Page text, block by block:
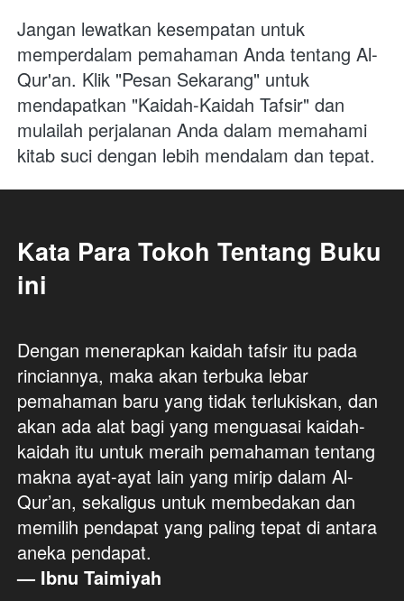
Jangan lewatkan kesempatan untuk
memperdalam pemahaman Anda tentang Al-
Qur'an. Klik "Pesan Sekarang" untuk
mendapatkan "Kaidah-Kaidah Tafsir" dan
mulailah perjalanan Anda dalam memahami
kitab suci dengan lebih mendalam dan tepat.
Kata Para Tokoh Tentang Buku
ini
Dengan menerapkan kaidah tafsir itu pada
rinciannya, maka akan terbuka lebar
pemahaman baru yang tidak terlukiskan, dan
akan ada alat bagi yang menguasai kaidah-
kaidah itu untuk meraih pemahaman tentang
makna ayat-ayat lain yang mirip dalam Al-
Qur’an, sekaligus untuk membedakan dan
memilih pendapat yang paling tepat di antara
aneka pendapat.
— Ibnu Taimiyah